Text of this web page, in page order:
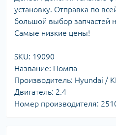
установку. Отправка по
большой выбор запчастей
Самые низкие цены!
SKU: 19090
Название: Помпа
Производитель: Hyundai /
Двигатель: 2.4
Номер производителя: